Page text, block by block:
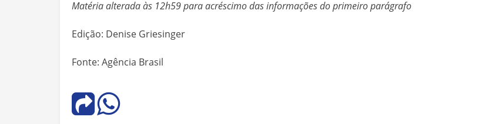
Matéria alterada às 12h59 para acréscimo das informações do primeiro parágrafo
Edição: Denise Griesinger
Fonte: Agência Brasil